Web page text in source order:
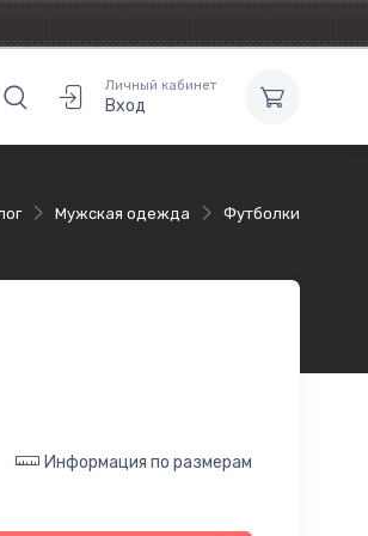
Личный кабинет
Вход
Мужская одежда Футболки
Информация по размерам